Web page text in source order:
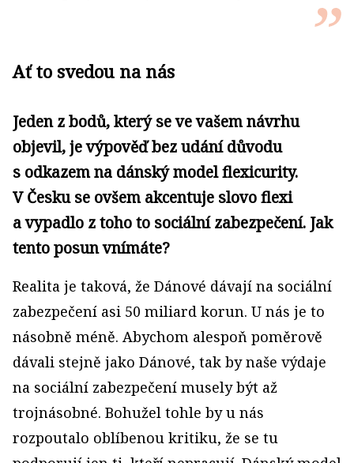
Ať to svedou na nás
Jeden z bodů, který se ve vašem návrhu
objevil, je výpověď bez udání důvodu
s odkazem na dánský model flexicurity.
V Česku se ovšem akcentuje slovo flexi
a vypadlo z toho to sociální zabezpečení. Jak
tento posun vnímáte?
Realita je taková, že Dánové dávají na sociální
zabezpečení asi 50 miliard korun. U nás je to
násobně méně. Abychom alespoň poměrově
dávali stejně jako Dánové, tak by naše výdaje
na sociální zabezpečení musely být až
trojnásobné. Bohužel tohle by u nás
rozpoutalo oblíbenou kritiku, že se tu